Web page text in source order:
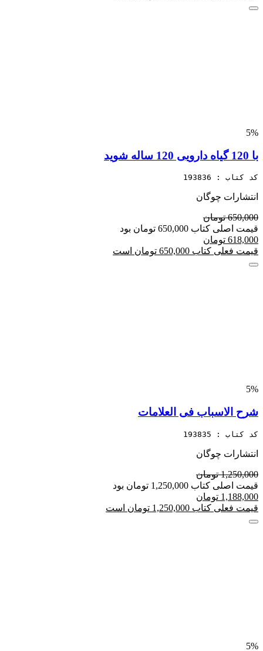
5%
با 120 گیاه دارویی 120 ساله شوید
کد کتاب : 193836
انتشارات چوگان
650,000 تومان
قیمت اصلی کتاب 650,000 تومان بود
618,000 تومان
قیمت فعلی کتاب 650,000 تومان است
5%
شرح الاسباب فی العلامات
کد کتاب : 193835
انتشارات چوگان
1,250,000 تومان
قیمت اصلی کتاب 1,250,000 تومان بود
1,188,000 تومان
قیمت فعلی کتاب 1,250,000 تومان است
5%